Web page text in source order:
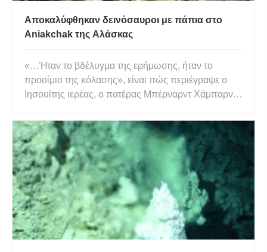
Αποκαλύφθηκαν δεινόσαυροι με πάπια στο
Aniakchak της Αλάσκας
«…Ήταν το βδέλυγμα της ερήμωσης, ήταν το
προοίμιο της κόλασης», είναι πώς περιέγραψε ο
Ιησουίτης ιερέας, ο πατέρας Μπέρναρντ Χάμπαρντ,
Αλεούτιων λίγο μετά την έκρηξή της το 1931. Πέρα
από τη δραματική περιγραφή, όταν έμαθα για
πρώτη φορά την ευκαιρία να κατε